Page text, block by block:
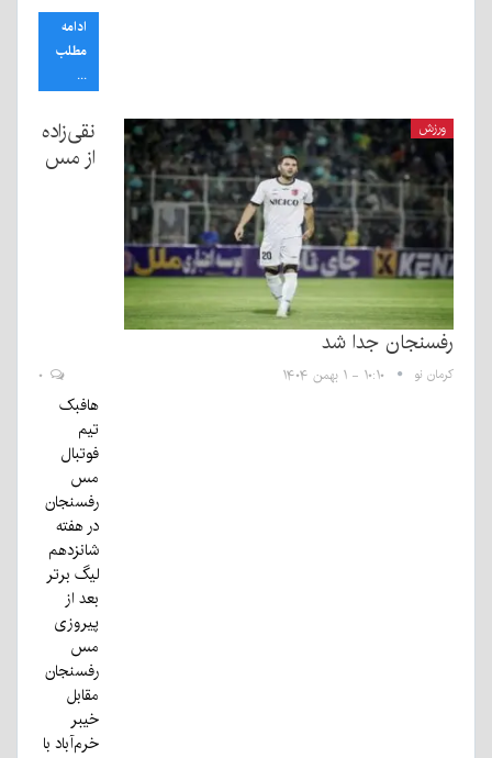
ادامه
مطلب
...
ورزش
نقی‌زاده
از مس
رفسنجان جدا شد
کرمان نو ۱۰:۱۰ - ۱ بهمن ۱۴۰۴
هافبک
تیم
فوتبال
مس
رفسنجان
در هفته
شانزدهم
لیگ برتر
بعد از
پیروزی
مس
رفسنجان
مقابل
خیبر
خرم‌آباد با